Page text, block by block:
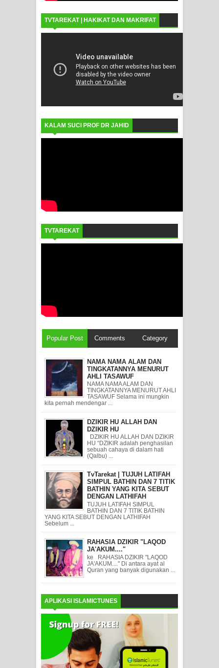
TVTAREKAT | HAKIKAT DAN MAKRIFAT
KALAM SUCI PROF DR JAHID
TVTAREKAT
Popular Post Comments Category
NAMA NAMA ALAM DAN
TINGKATANNYA MENURUT
AHLI TASAWUF
NAMA NAMA ALAM DAN
TINGKATANNYA MENURUT AHLI
TASAWUF Selama ini mungkin
kita pernah mendengar ...
DZIKIR HU ALLAH DAN
DZIKIR HU
DZIKIR HU ALLAH DAN DZIKIR
HU “DZIKIR adalah penghasilan
sebuah cahaya di dalam hati
(Qalbu) ...
TvTarekat | TUJUH LATIFAH
SIMPUL BATHIN DAN 7 TITIK
BATHIN YANG KITA SEBUT
DENGAN LATHIFAH
TUJUH LATIFAH SIMPUL
BATHIN DAN 7 TITIK BATHIN
YANG KITA SEBUT DENGAN LATHIFAH
Sebelum ...
RAHASIA DZIKIR "LAQOD
JA'AKUM...."
ke RAHASIA DZIKIR "LAQOD
JA'AKUM...." Di antara ayat al
Quran yang banyak digunakan ...
APLIKASI ISLAMICTUNES